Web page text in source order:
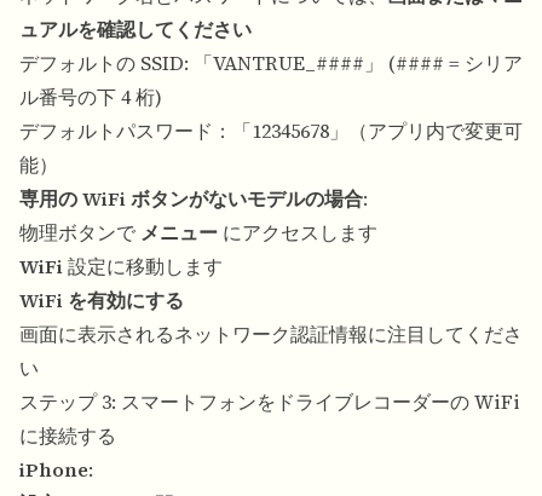
ュアルを確認してください
デフォルトの SSID: 「VANTRUE_####」 (#### = シリア
ル番号の下 4 桁)
デフォルトパスワード：「12345678」（アプリ内で変更可
能）
専用の WiFi ボタンがないモデルの場合:
物理ボタンで メニュー にアクセスします
WiFi設定に移動します
WiFi を有効にする
画面に表示されるネットワーク認証情報に注目してくださ
い
ステップ 3: スマートフォンをドライブレコーダーの WiFi
に接続する
iPhone: